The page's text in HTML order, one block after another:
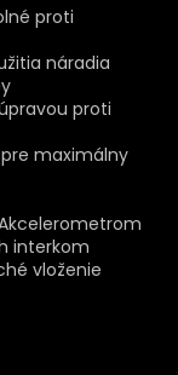
proti
náradia
proti
pre maximálny
interkom
vloženie